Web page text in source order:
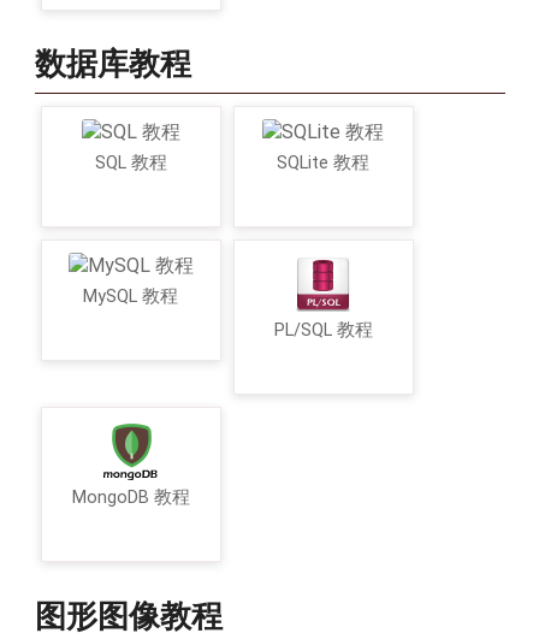
数据库教程
SQL 教程 SQLite 教程
MySQL 教程
PL/SQL 教程
MongoDB 教程
图形图像教程